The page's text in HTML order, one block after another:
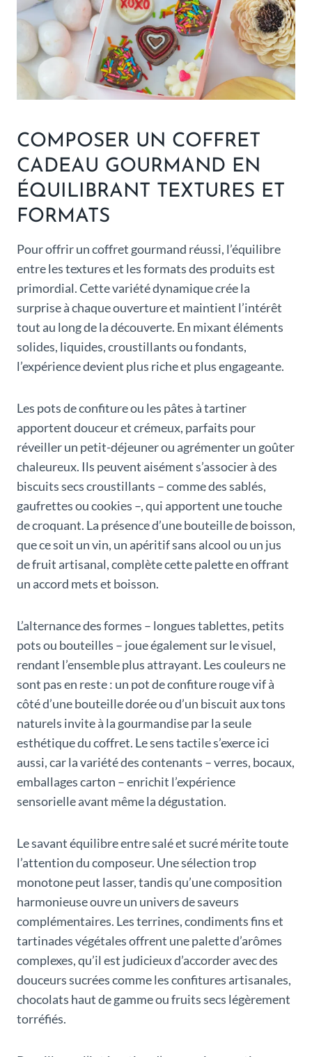
COMPOSER UN COFFRET
CADEAU GOURMAND EN
ÉQUILIBRANT TEXTURES ET
FORMATS
Pour offrir un coffret gourmand réussi, l’équilibre
entre les textures et les formats des produits est
primordial. Cette variété dynamique crée la
surprise à chaque ouverture et maintient l’intérêt
tout au long de la découverte. En mixant éléments
solides, liquides, croustillants ou fondants,
l’expérience devient plus riche et plus engageante.
Les pots de confiture ou les pâtes à tartiner
apportent douceur et crémeux, parfaits pour
réveiller un petit-déjeuner ou agrémenter un goûter
chaleureux. Ils peuvent aisément s’associer à des
biscuits secs croustillants – comme des sablés,
gaufrettes ou cookies –, qui apportent une touche
de croquant. La présence d’une bouteille de boisson,
que ce soit un vin, un apéritif sans alcool ou un jus
de fruit artisanal, complète cette palette en offrant
un accord mets et boisson.
L’alternance des formes – longues tablettes, petits
pots ou bouteilles – joue également sur le visuel,
rendant l’ensemble plus attrayant. Les couleurs ne
sont pas en reste : un pot de confiture rouge vif à
côté d’une bouteille dorée ou d’un biscuit aux tons
naturels invite à la gourmandise par la seule
esthétique du coffret. Le sens tactile s’exerce ici
aussi, car la variété des contenants – verres, bocaux,
emballages carton – enrichit l’expérience
sensorielle avant même la dégustation.
Le savant équilibre entre salé et sucré mérite toute
l’attention du composeur. Une sélection trop
monotone peut lasser, tandis qu’une composition
harmonieuse ouvre un univers de saveurs
complémentaires. Les terrines, condiments fins et
tartinades végétales offrent une palette d’arômes
complexes, qu’il est judicieux d’accorder avec des
douceurs sucrées comme les confitures artisanales,
chocolats haut de gamme ou fruits secs légèrement
torréfiés.